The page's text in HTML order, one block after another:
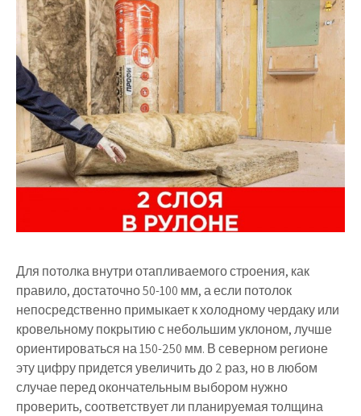
Для потолка внутри отапливаемого строения, как
правило, достаточно 50-100 мм, а если потолок
непосредственно примыкает к холодному чердаку или
кровельному покрытию с небольшим уклоном, лучше
ориентироваться на 150-250 мм. В северном регионе
эту цифру придется увеличить до 2 раз, но в любом
случае перед окончательным выбором нужно
проверить, соответствует ли планируемая толщина